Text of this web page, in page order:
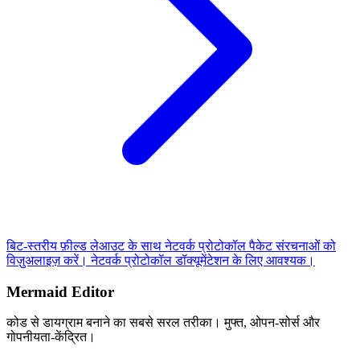
बिट-स्तरीय फ़ील्ड लेआउट के साथ नेटवर्क प्रोटोकॉल पैकेट संरचनाओं को
विज़ुअलाइज़ करें। नेटवर्क प्रोटोकॉल डॉक्यूमेंटेशन के लिए आवश्यक।
Mermaid Editor
कोड से डायग्राम बनाने का सबसे सरल तरीका। मुफ्त, ओपन-सोर्स और
गोपनीयता-केंद्रित।